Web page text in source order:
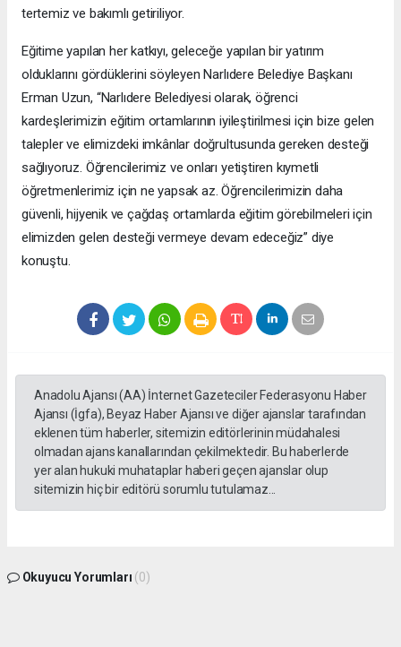
tertemiz ve bakımlı getiriliyor.
Eğitime yapılan her katkıyı, geleceğe yapılan bir yatırım
olduklarını gördüklerini söyleyen Narlıdere Belediye Başkanı
Erman Uzun, “Narlıdere Belediyesi olarak, öğrenci
kardeşlerimizin eğitim ortamlarının iyileştirilmesi için bize gelen
talepler ve elimizdeki imkânlar doğrultusunda gereken desteği
sağlıyoruz. Öğrencilerimiz ve onları yetiştiren kıymetli
öğretmenlerimiz için ne yapsak az. Öğrencilerimizin daha
güvenli, hijyenik ve çağdaş ortamlarda eğitim görebilmeleri için
elimizden gelen desteği vermeye devam edeceğiz” diye
konuştu.
Anadolu Ajansı (AA) İnternet Gazeteciler Federasyonu Haber
Ajansı (İgfa), Beyaz Haber Ajansı ve diğer ajanslar tarafından
eklenen tüm haberler, sitemizin editörlerinin müdahalesi
olmadan ajans kanallarından çekilmektedir. Bu haberlerde
yer alan hukuki muhataplar haberi geçen ajanslar olup
sitemizin hiç bir editörü sorumlu tutulamaz...
Okuyucu Yorumları (0)